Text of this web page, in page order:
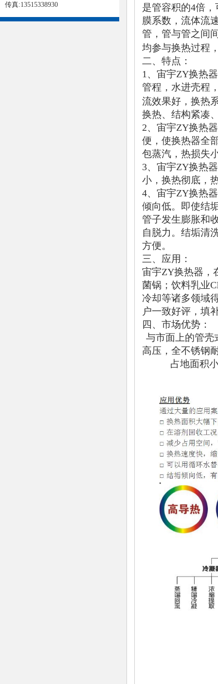
传真:13515338930
是管容积的4倍
膜系数，流体流
管，管与管之间
均参与换热过程
二、特点：
1、宙宇ZY换热
管程，水进壳程
流效果好，换热
换热、结构紧凑
2、宙宇ZY换热
便，使换热器全
包蒸汽，热损失
3、宙宇ZY换热
小，换热彻底，
4、宙宇ZY换热
倾向低。即使结
管子发生膨胀和
自脱力。结垢清
方便。
三、应用：
宙宇ZY换热器，
菌锅；饮料乳业
冷却等诸多领域
户一致好评，填
四、市场优势：
与市面上的管壳
高压，全不锈钢
占地面积